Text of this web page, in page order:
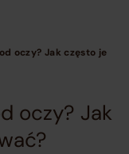
oczy? Jak często je
oczy? Jak